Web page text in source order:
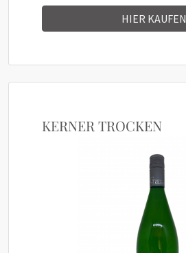
HIER KAUFEN
KERNER TROCKEN